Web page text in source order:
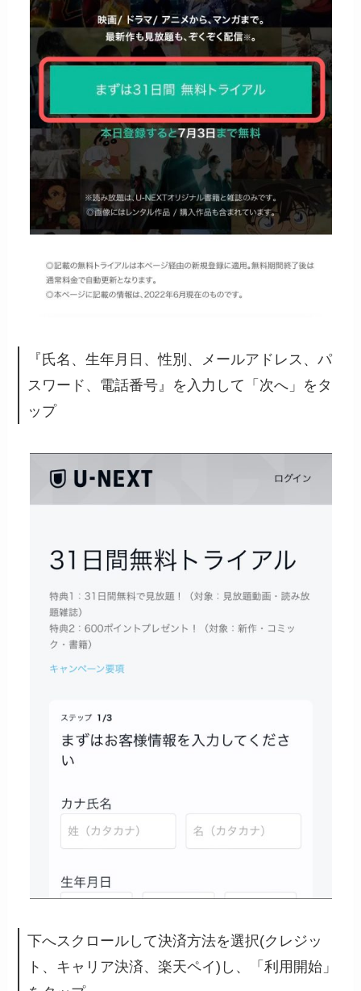
『氏名、生年月日、性別、メールアドレス、パ
スワード、電話番号』を入力して「次へ」をタ
ップ
下へスクロールして決済方法を選択(クレジッ
ト、キャリア決済、楽天ペイ)し、「利用開始」